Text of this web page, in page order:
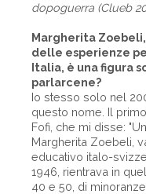
dopoguerra (Clueb
Margherita
delle esperienze
Italia, è una figura
parlarcene?
Io stesso solo nel
questo nome. Il
Fofi, che mi disse:
Margherita Zoebeli,
educativo italo-
1946, rientrava in
40 e 50, di